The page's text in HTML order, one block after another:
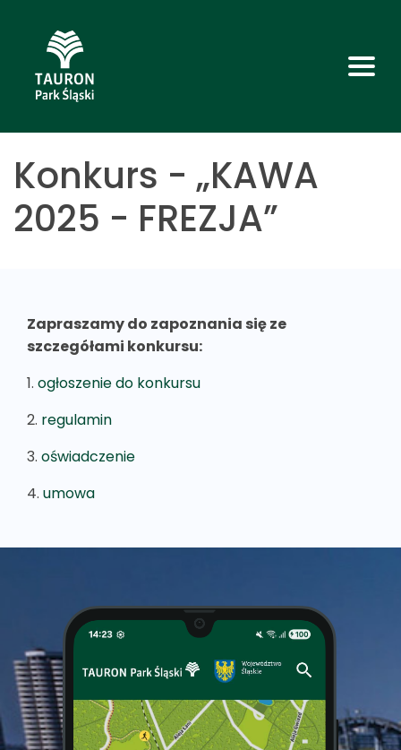
Konkurs - „KAWA
2025 - FREZJA”
Zapraszamy do zapoznania się ze
szczegółami konkursu:
1. ogłoszenie do konkursu
2. regulamin
3. oświadczenie
4. umowa